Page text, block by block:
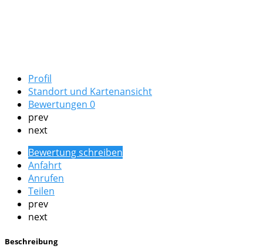
Profil
Standort und Kartenansicht
Bewertungen 0
prev
next
Bewertung schreiben
Anfahrt
Anrufen
Teilen
prev
next
Beschreibung